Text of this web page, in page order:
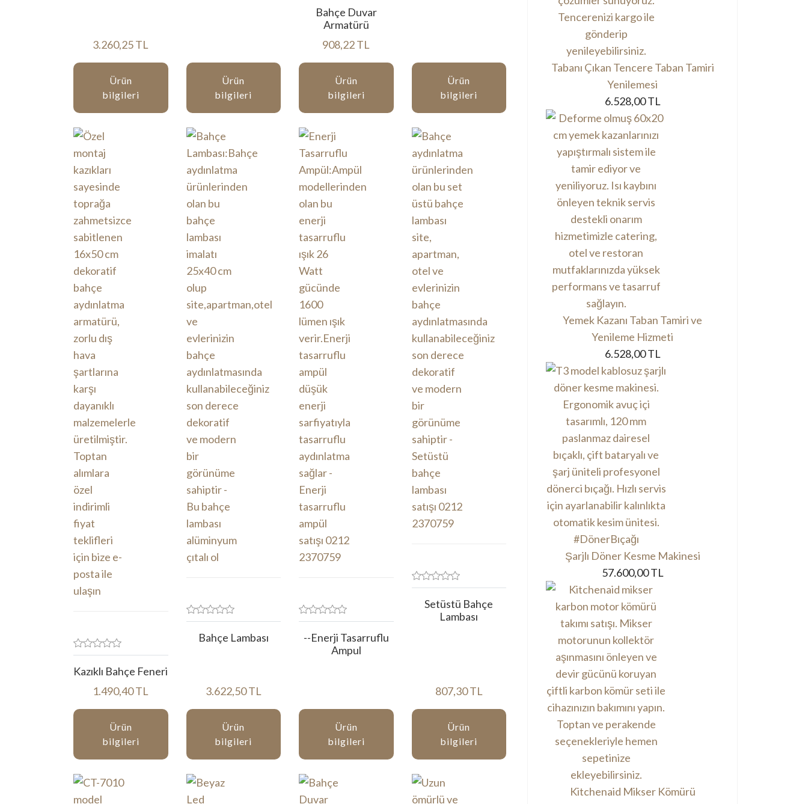
3.260,25 TL
Ürün
bilgileri
Ürün
bilgileri
Bahçe Duvar
Armatürü
908,22 TL
Ürün
bilgileri
Ürün
bilgileri
Kazıklı Bahçe Feneri
1.490,40 TL
Ürün
bilgileri
Bahçe Lambası
3.622,50 TL
Ürün
bilgileri
--Enerji Tasarruflu
Ampul
Ürün
bilgileri
Setüstü Bahçe
Lambası
807,30 TL
Ürün
bilgileri
Tabanı Çıkan Tencere Taban Tamiri
Yenilemesi
6.528,00 TL
Yemek Kazanı Taban Tamiri ve
Yenileme Hizmeti
6.528,00 TL
Şarjlı Döner Kesme Makinesi
57.600,00 TL
Kitchenaid Mikser Kömürü